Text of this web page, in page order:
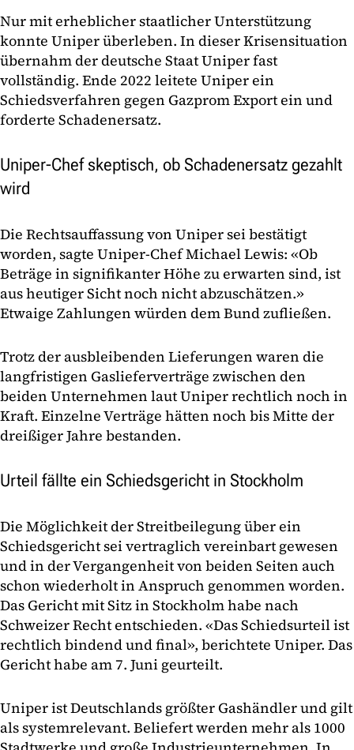
Nur mit erheblicher staatlicher Unterstützung
konnte Uniper überleben. In dieser Krisensituation
übernahm der deutsche Staat Uniper fast
vollständig. Ende 2022 leitete Uniper ein
Schiedsverfahren gegen Gazprom Export ein und
forderte Schadenersatz.
Uniper-Chef skeptisch, ob Schadenersatz gezahlt
wird
Die Rechtsauffassung von Uniper sei bestätigt
worden, sagte Uniper-Chef Michael Lewis: «Ob
Beträge in signifikanter Höhe zu erwarten sind, ist
aus heutiger Sicht noch nicht abzuschätzen.»
Etwaige Zahlungen würden dem Bund zufließen.
Trotz der ausbleibenden Lieferungen waren die
langfristigen Gaslieferverträge zwischen den
beiden Unternehmen laut Uniper rechtlich noch in
Kraft. Einzelne Verträge hätten noch bis Mitte der
dreißiger Jahre bestanden.
Urteil fällte ein Schiedsgericht in Stockholm
Die Möglichkeit der Streitbeilegung über ein
Schiedsgericht sei vertraglich vereinbart gewesen
und in der Vergangenheit von beiden Seiten auch
schon wiederholt in Anspruch genommen worden.
Das Gericht mit Sitz in Stockholm habe nach
Schweizer Recht entschieden. «Das Schiedsurteil ist
rechtlich bindend und final», berichtete Uniper. Das
Gericht habe am 7. Juni geurteilt.
Uniper ist Deutschlands größter Gashändler und gilt
als systemrelevant. Beliefert werden mehr als 1000